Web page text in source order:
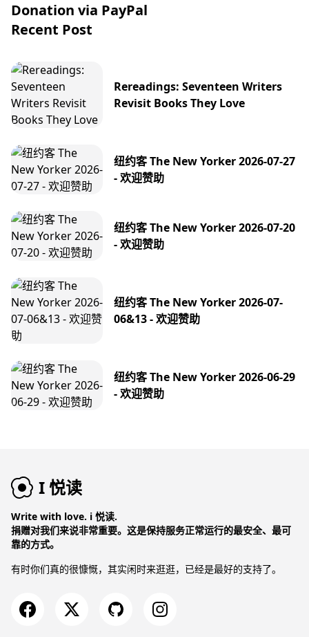
Donation via PayPal
Recent Post
Rereadings: Seventeen Writers
Revisit Books They Love
纽约客 The New Yorker 2026-07-27
- 欢迎赞助
纽约客 The New Yorker 2026-07-20
- 欢迎赞助
纽约客 The New Yorker 2026-07-
06&13 - 欢迎赞助
纽约客 The New Yorker 2026-06-29
- 欢迎赞助
I 悦读
Write with love. i 悦读.
捐赠对我们来说非常重要。这是保持服务正常运行的最安全、最可
靠的方式。
有时你们真的很慷慨，其实闲时来逛逛，已经是最好的支持了。